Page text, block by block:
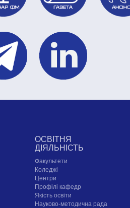
ОСВІТНЯ
ДІЯЛЬНІСТЬ
Факультети
Коледжі
Центри
Профілі кафедр
Якість освіти
Науково-методична рада